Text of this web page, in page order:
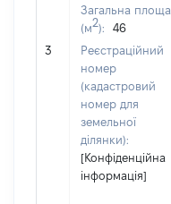
3
Загальна площа
(м2):
46
Реєстраційний
номер
(кадастровий
номер для
земельної
ділянки):
[Конфіденційна
інформація]